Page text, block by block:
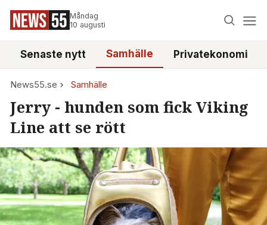
Måndag
10 augusti
Senaste nytt Samhälle Privatekonomi
News55.se Samhälle
Jerry - hunden som fick Viking
Line att se rött